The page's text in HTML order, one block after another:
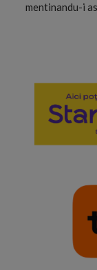
mentinandu-i